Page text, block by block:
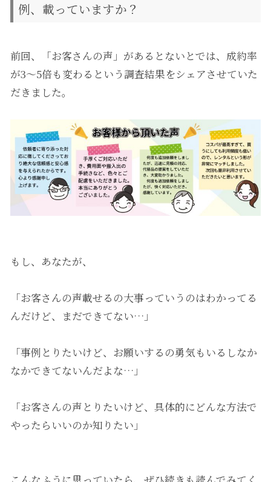
例、載っていますか？
前回、「お客さんの声」があるとないとでは、成約率
が3〜5倍も変わるという調査結果をシェアさせていた
だきました。
もし、あなたが、
「お客さんの声載せるの大事っていうのはわかってる
んだけど、まだできてない…」
「事例とりたいけど、お願いするの勇気もいるしなか
なかできてないんだよな…」
「お客さんの声とりたいけど、具体的にどんな方法で
やったらいいのか知りたい」